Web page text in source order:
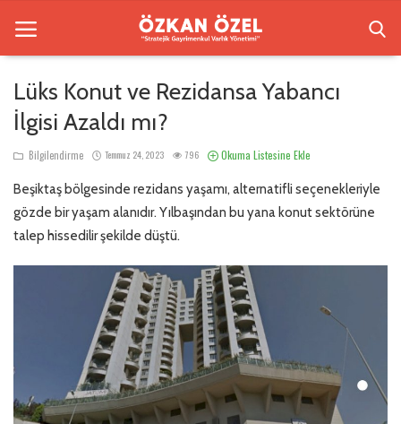
Anasayfa
Beşiktaş Rezidansları
İletişim
Bilgilendirme
Lüks Konut ve Rezidansa Yabancı
İlgisi Azaldı mı?
Bilgilendirme Temmuz 24, 2023 796 Okuma Listesine Ekle
Beşiktaş bölgesinde rezidans yaşamı, alternatifli seçenekleriyle
gözde bir yaşam alanıdır. Yılbaşından bu yana konut sektörüne
talep hissedilir şekilde düştü.